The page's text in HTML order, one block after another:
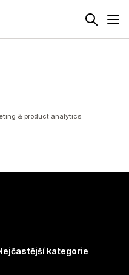
& product analytics.
kategorie